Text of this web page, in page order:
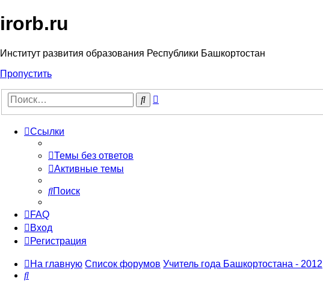
irorb.ru
Институт развития образования Республики Башкортостан
Пропустить
Поиск
Ссылки
Темы без ответов
Активные темы
Поиск
FAQ
Вход
Регистрация
На главную Список форумов Учитель года Башкортостана - 2012
Поиск